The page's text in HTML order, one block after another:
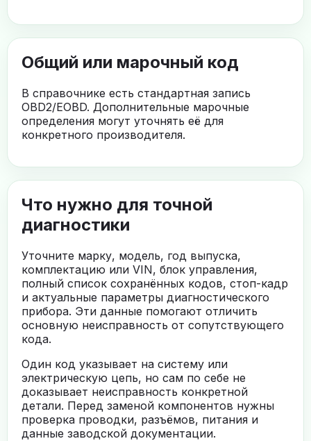
Общий или марочный код
В справочнике есть стандартная запись
OBD2/EOBD. Дополнительные марочные
определения могут уточнять её для
конкретного производителя.
Что нужно для точной
диагностики
Уточните марку, модель, год выпуска,
комплектацию или VIN, блок управления,
полный список сохранённых кодов, стоп-кадр
и актуальные параметры диагностического
прибора. Эти данные помогают отличить
основную неисправность от сопутствующего
кода.
Один код указывает на систему или
электрическую цепь, но сам по себе не
доказывает неисправность конкретной
детали. Перед заменой компонентов нужны
проверка проводки, разъёмов, питания и
данные заводской документации.